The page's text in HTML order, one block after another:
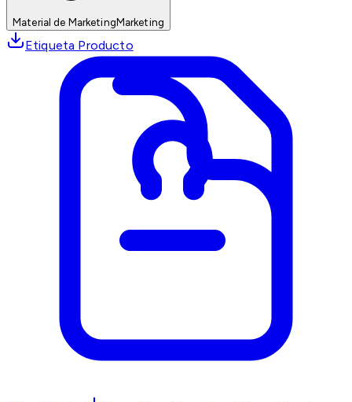
Material de MarketingMarketing
Etiqueta Producto